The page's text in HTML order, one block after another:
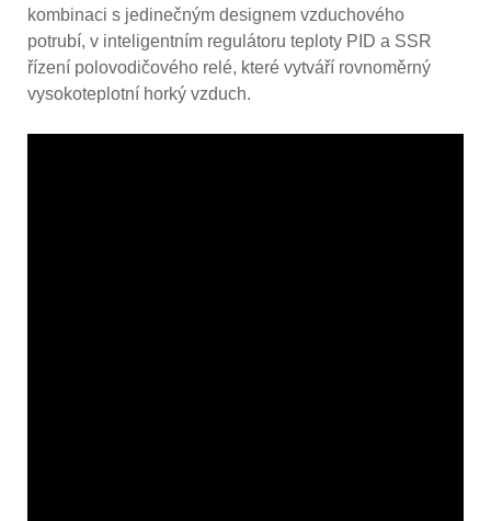
kombinaci s jedinečným designem vzduchového
potrubí, v inteligentním regulátoru teploty PID a SSR
řízení polovodičového relé, které vytváří rovnoměrný
vysokoteplotní horký vzduch.